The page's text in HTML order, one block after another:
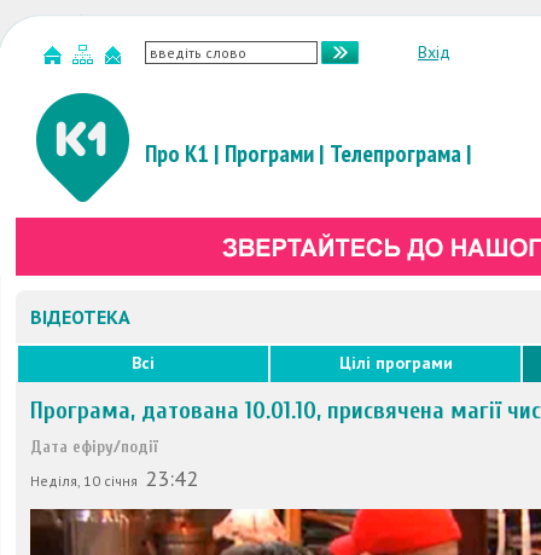
Вхід
Про К1 | Програми| Телепрограма|
ВІДЕОТЕКА
Всі Цілі програми
Програма, датована 10.01.10, присвячена магії
Дата ефіру/події
Неділя, 10 січня 23:42